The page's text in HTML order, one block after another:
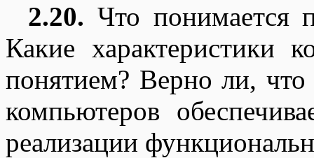
2.20. Что понимается
Какие характеристики
понятием? Верно ли,
компьютеров
реализации